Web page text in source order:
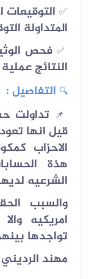
✅ التوقيعات
المتداولة
✅ فحص
النتائج عملية
🔍 التفاصيل :
📌
تداولت
قيل انها
الاحزاب
هذة
الشرعيه
والسبب
امريكيه
تواجدها
مهند